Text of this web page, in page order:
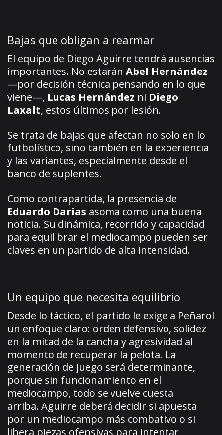
Bajas que obligan a rearmar
El equipo de Diego Aguirre tendrá ausencias
importantes. No estarán Abel Hernández
—por decisión técnica pensando en lo que
viene—, Lucas Hernández ni Diego
Laxalt, estos últimos por lesión.
Se trata de bajas que afectan no solo en lo
futbolístico, sino también en la experiencia
y las variantes, especialmente desde el
banco de suplentes.
Como contrapartida, la presencia de
Eduardo Darias asoma como una buena
noticia. Su dinámica, recorrido y capacidad
para equilibrar el mediocampo pueden ser
claves en un partido de alta intensidad.
Un equipo que necesita equilibrio
Desde lo táctico, el partido le exige a Peñarol
un enfoque claro: orden defensivo, solidez
en la mitad de la cancha y agresividad al
momento de recuperar la pelota. La
generación de juego será determinante,
porque sin funcionamiento en el
mediocampo, todo se vuelve cuesta
arriba. Aguirre deberá decidir si apuesta
por un mediocampo más combativo o si
libera piezas ofensivas para intentar